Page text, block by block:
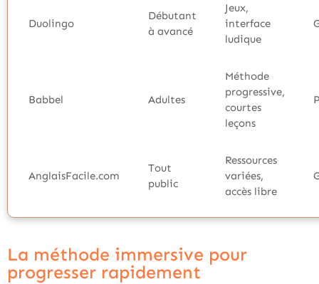
Duolingo
Débutant
à avancé
Jeux,
interface
ludique
Babbel Adultes
Méthode
progressive,
courtes
leçons
AnglaisFacile.com
Tout
public
Ressources
variées,
accès libre
La méthode immersive pour
progresser rapidement